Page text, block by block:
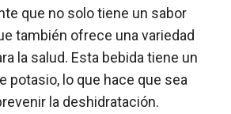
que no solo tiene un sabor
también ofrece una variedad
la salud. Esta bebida tiene un
potasio, lo que hace que sea
la deshidratación.